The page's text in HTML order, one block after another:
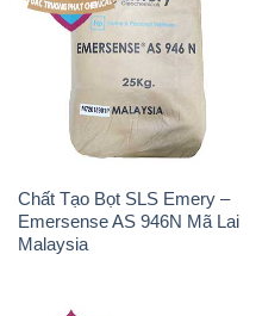
Chất Tạo Bọt SLS Emery –
Emersense AS 946N Mã Lai
Malaysia